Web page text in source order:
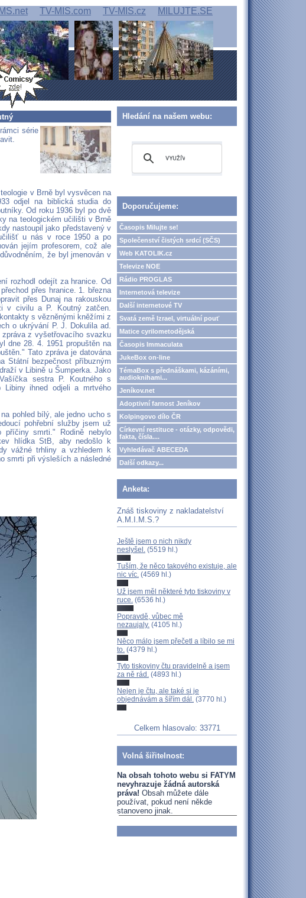
TV-MIS.com TV-MIS.cz MILUJTE.SE
série
v Brně byl vysvěcen na
odjel na biblická studia do
Od roku 1936 byl po dvě
na teologickém učilišti v Brně
nastoupil jako představený v
u nás v roce 1950 a po
jejím profesorem, což ale
že byl jmenován v
rozhodl odejít za hranice. Od
přes hranice. 1. března
přes Dunaj na rakouskou
v civilu a P. Koutný zatčen.
s vězněnými kněžími z
o ukrývání P. J. Dokulila ad.
z vyšetřovacího svazku
dne 28. 4. 1951 propuštěn na
Tato zpráva je datována
Státní bezpečnost příbuzným
v Libině u Šumperka. Jako
sestra P. Koutného s
Libiny ihned odjeli a mrtvého
pohled bílý, ale jedno ucho s
pohřební služby jsem už
příčiny smrti." Rodině nebylo
hlídka StB, aby nedošlo k
vážné trhliny a vzhledem k
smrti při výsleších a následné
Hledání na našem webu:
Doporučujeme:
Časopis Milujte se!
Společenství čistých srdcí (SČS)
Web KATOLIK.cz
Televize NOE
Rádio PROGLAS
Internetová televize
Další internetové TV
Svatá země Izrael, virtuální pouť
Matice cyrilometodějská
Časopis Immaculata
JukeBox on-line
TémaBox s přednáškami, kázáními,
audioknihami...
Jeníkov.net
Adoptivní farnost Jeníkov
Kolpingovo dílo ČR
Církevní restituce - otázky, odpovědi,
fakta, čísla....
Vyhledávač ABECEDA
Další odkazy...
Anketa:
Znáš tiskoviny z nakladatelství
A.M.I.M.S.?
Ještě jsem o nich nikdy
neslyšel. (5519 hl.)
Tuším, že něco takového existuje, ale
nic víc. (4569 hl.)
Už jsem měl některé tyto tiskoviny v
ruce. (6536 hl.)
Popravdě, vůbec mě
nezaujaly. (4105 hl.)
Něco málo jsem přečetl a líbilo se mi
to. (4379 hl.)
Tyto tiskoviny čtu pravidelně a jsem
za ně rád. (4893 hl.)
Nejen je čtu, ale také si je
objednávám a šířím dál. (3770 hl.)
Celkem hlasovalo: 33771
Volná šiřitelnost:
Na obsah tohoto webu si FATYM
nevyhrazuje žádná autorská
práva! Obsah můžete dále
používat, pokud není někde
stanoveno jinak.